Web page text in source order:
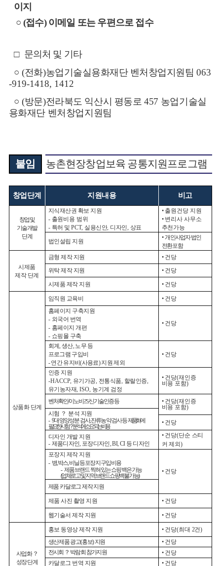
이지
○ (접수) 이메일 또는 우편으로 접수
□ 문의처 및 기타
○ (전화)농업기술실용화재단 벤처창업지원팀 063
-919-1418, 1412
○ (방문)전라북도 익산시 평동로457 농업기술실
용화재단 벤처창업지원팀
붙임 농촌현장창업보육 공통지원프로그램
창업단계 지원내용 비고
창업 및
기술개발
단계
지식재산권 확보 지원
- 출원비용 범위
- 특허 및PCT, 실용신안, 디자인, 상표
• 출원건당 지원
• 변리사 사무소
추천가능
법인설립 지원
•개인사업자 법인
전환 포함
시제품
제작 단계
금형 제작 지원 • 건당
위탁 제작 지원
• 건당
시제품 제작 지원
• 건당
상품화 단계
임직원 교육비 • 건당
홈페이지 구축지원
- 외국어 번역
- 홈페이지 개편
- 쇼핑몰 구축
• 건당
회계, 생산, 노무 등
프로그램 구입비
-연간 유지비(사용료)지원 제외
• 건당
인증 지원
-HACCP, 유기가공, 전통식품, 할랄인증,
유기농자재, ISO, 농기계 검정
• 건당(재인증
비용 포함)
벤처확인/이노비즈/신기술인증 등 • 건당(재인증
비용 포함)
시험 ？ 분석 지원
- 9대 영양성분 검사,잔류농약 검사 등제품화에
필요한 시험？분석에 소요되는 비용
• 건당
디자인 개발 지원
- 제품디자인, 포장디자인, BI, CI 등 디자인
• 건당(단순 스티
커 제외)
포장지 제작 지원
- 병,박스,비닐 등 포장지 구입 비용
- 제품 브랜드 찍혀 있는 쇼핑백은 가능
(업체로고 및 지역브랜드 쇼핑백 불가능)
• 건당
제품 카달로그 제작 지원
제품 사진 촬영 지원 • 건당
웹기술서 제작 지원 • 건당
사업화？
성장 단계
홍보 동영상 제작 지원 • 건당(최대 2건)
생산제품 광고(홍보)지원 • 건당
전시회 ？ 박람회 참가지원 • 건당
카달로그 번역 지원
• 건당